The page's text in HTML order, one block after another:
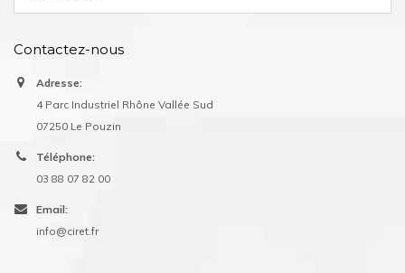
Contactez-nous
Adresse:
4 Parc Industriel Rhône Vallée Sud
07250 Le Pouzin
Téléphone:
03 88 07 82 00
Email:
info@ciret.fr